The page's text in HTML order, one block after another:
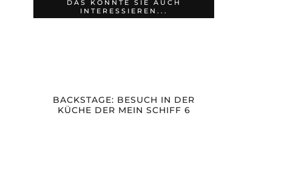
DAS KÖNNTE SIE AUCH
INTERESSIEREN...
BACKSTAGE: BESUCH IN DER
KÜCHE DER MEIN SCHIFF 6